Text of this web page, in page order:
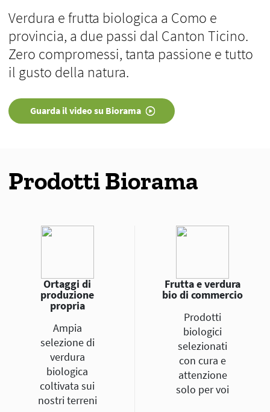
Verdura e frutta biologica a Como e
provincia, a due passi dal Canton Ticino.
Zero compromessi, tanta passione e tutto
il gusto della natura.
Guarda il video su Biorama
Prodotti Biorama
Ortaggi di
produzione
propria
Ampia
selezione di
verdura
biologica
coltivata sui
nostri terreni
Frutta e verdura
bio di commercio
Prodotti
biologici
selezionati
con cura e
attenzione
solo per voi